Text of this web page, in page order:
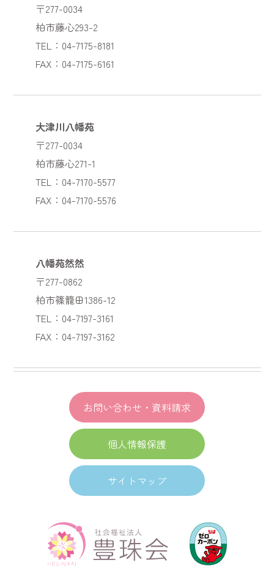
〒277-0034
柏市藤心293-2
TEL：04-7175-8181
FAX：04-7175-6161
大津川八幡苑
〒277-0034
柏市藤心271-1
TEL：04-7170-5577
FAX：04-7170-5576
八幡苑然然
〒277-0862
柏市篠籠田1386-12
TEL：04-7197-3161
FAX：04-7197-3162
お問い合わせ・資料請求
個人情報保護
サイトマップ